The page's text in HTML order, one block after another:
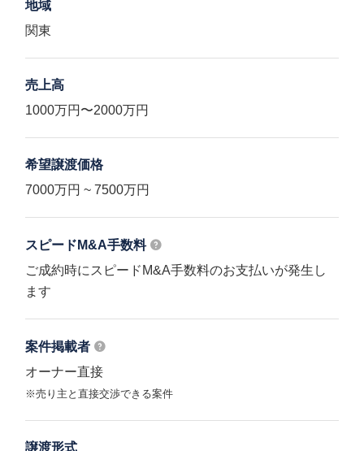
地域
関東
売上高
1000万円〜2000万円
希望譲渡価格
7000万円 ~ 7500万円
スピードM&A手数料
ご成約時にスピードM&A手数料のお支払いが発生し
ます
案件掲載者
オーナー直接
※売り主と直接交渉できる案件
譲渡形式